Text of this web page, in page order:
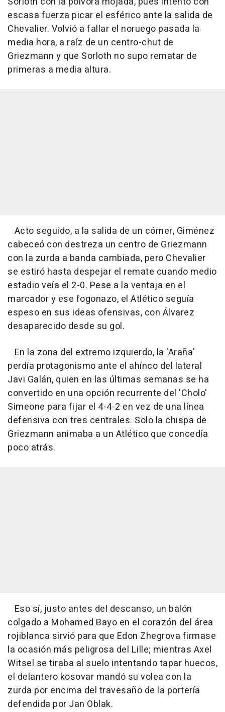
escasa fuerza picar el esférico ante la salida de
Chevalier. Volvió a fallar el noruego pasada la
media hora, a raíz de un centro-chut de
Griezmann y que Sorloth no supo rematar de
primeras a media altura.
Acto seguido, a la salida de un córner, Giménez
cabeceó con destreza un centro de Griezmann
con la zurda a banda cambiada, pero Chevalier
se estiró hasta despejar el remate cuando medio
estadio veía el 2-0. Pese a la ventaja en el
marcador y ese fogonazo, el Atlético seguía
espeso en sus ideas ofensivas, con Álvarez
desaparecido desde su gol.
En la zona del extremo izquierdo, la 'Araña'
perdía protagonismo ante el ahínco del lateral
Javi Galán, quien en las últimas semanas se ha
convertido en una opción recurrente del 'Cholo'
Simeone para fijar el 4-4-2 en vez de una línea
defensiva con tres centrales. Solo la chispa de
Griezmann animaba a un Atlético que concedía
poco atrás.
Eso sí, justo antes del descanso, un balón
colgado a Mohamed Bayo en el corazón del área
rojiblanca sirvió para que Edon Zhegrova firmase
la ocasión más peligrosa del Lille; mientras Axel
Witsel se tiraba al suelo intentando tapar huecos,
el delantero kosovar mandó su volea con la
zurda por encima del travesaño de la portería
defendida por Jan Oblak.